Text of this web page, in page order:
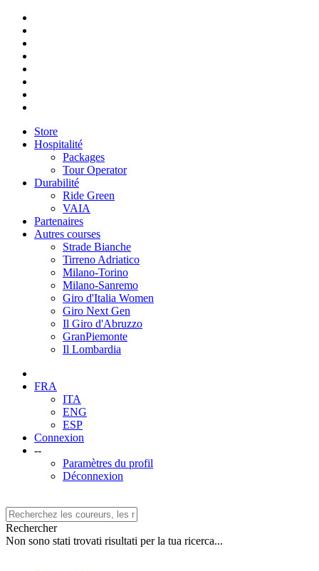
Store
Hospitalité
Packages
Tour Operator
Durabilité
Ride Green
VAIA
Partenaires
Autres courses
Strade Bianche
Tirreno Adriatico
Milano-Torino
Milano-Sanremo
Giro d'Italia Women
Giro Next Gen
Il Giro d'Abruzzo
GranPiemonte
Il Lombardia
FRA
ITA
ENG
ESP
Connexion
--
Paramètres du profil
Déconnexion
Rechercher
Non sono stati trovati risultati per la tua ricerca...